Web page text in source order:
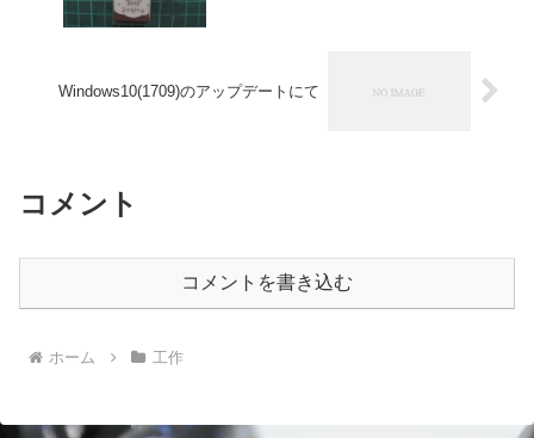
Windows10(1709)のアップデートにて
コメント
コメントを書き込む
ホーム 工作